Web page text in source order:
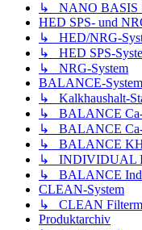
↳ NANO BASIS
HED SPS- und
↳ HED/NRG-
↳ HED SPS-
↳ NRG-System
BALANCE-System
↳ Kalkhaushalt-
↳ BALANCE
↳ BALANCE
↳ BALANCE
↳ INDIVIDUAL
↳ BALANCE
CLEAN-System
↳ CLEAN
Produktarchiv